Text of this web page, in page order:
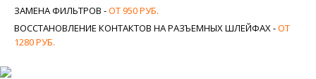
ЗАМЕНА ФИЛЬТРОВ -ОТ 950 РУБ.
ВОССТАНОВЛЕНИЕ КОНТАКТОВ НА РАЗЪЕМНЫХ ШЛЕЙФАХ -ОТ
1280 РУБ.